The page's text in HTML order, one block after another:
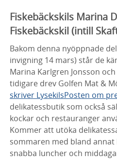
Fiskebäckskils Marina
Fiskebäckskil (intill
Bakom denna nyöppnade
invigning 14 mars) står de
Marina Karlgren Jonsson
tidigare drev Golfen Mat &
skriver LysekilsPosten om
delikatessbutik som också
kockar och restauranger
Kommer att utöka
sommaren med bland annat
snabba luncher och